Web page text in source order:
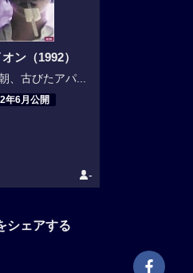
ン（1992）
、古びたアパ...
年6月公開
-
シェアする